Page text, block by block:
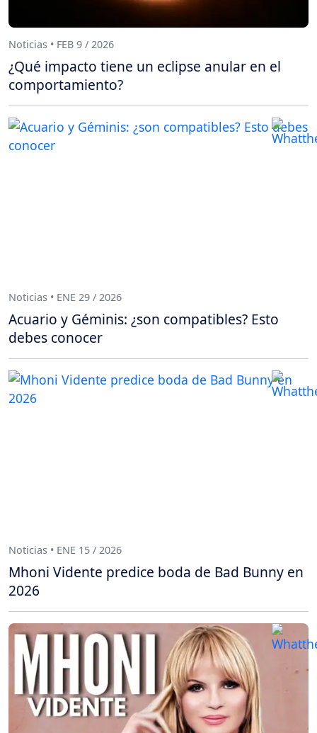
Noticias • FEB 9 / 2026
¿Qué impacto tiene un eclipse anular en el
comportamiento?
Noticias • ENE 29 / 2026
Acuario y Géminis: ¿son compatibles? Esto
debes conocer
Noticias • ENE 15 / 2026
Mhoni Vidente predice boda de Bad Bunny en
2026